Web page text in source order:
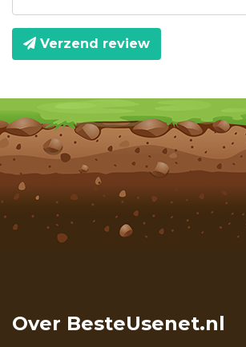
Verzend review
Over BesteUsenet.nl